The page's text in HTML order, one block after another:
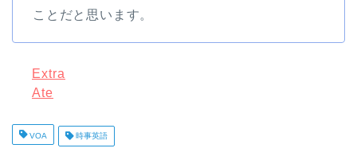
ことだと思います。
Extra
Ate
VOA 時事英語